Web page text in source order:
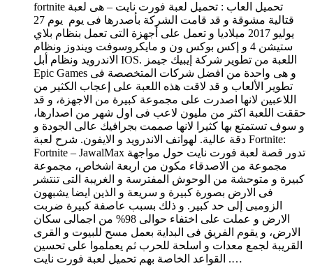
fortnite تحميل العاب : تحميل لعبة فورت نايت – هى لعبة
قتالية مشوقة و قد قامت الشركة بأصدرها فى يوم يوم 27
يوليو 2017 ميلاديا و تعمل على أجهزة التى تعمل بنظام بلاي
ستيشن 4 و إكس بوكس ون و مايكروسوفت ويندوز ونظام
الاندرويد ونظام أبل IOS. اللعبة من تطوير شركة إيبيك جيمز
Epic Games و هى واحدة من افضل شركات المتخصصة فى
تطوير الألعاب و قد لاقت هذه اللعبة على إعجاب الكثير من
اللاعبين لانها اصدرت على مجموعة كبيرة من الاجهزة، و قد
حققت اللعبة اكثر من مليون لاعب فى اول شهر من اصدارها،
و سوف تستمتع بها كثيرا لانها صممت بجرافيك عالى الجودة و
دقة عالية. لهواتف الاندرويد و الايفون. شرح لعبة Fortnite:
Fortnite – JawalMax تدور قصة لعبة فورت نايت حول مواجهة
مجموعة من الاصدقاء مكون من اربعة اشخاص، مجموعة
كبيرة و متوحشة من الوحوش المفترسة و الغريبة التى تنتشر
فى الارض بصورة كبيرة و سريعة و الذين ايضا يشبهون
الزومبى إلى حد كبير. و ذلك بسبب عاصفة كبيرة ضربت
الارض و عملت على اختفاء حوالى 98% من اجمالى سكان
الارض، و يقوم الفريق فى البداية بعمل مسح للبيوت و القرى
القريبة لجمع معدات و اسلحة للحرب ثم يعملموا على تحسين
القواعد الخاصة بهم تحميل لعبة فورت نايت .…